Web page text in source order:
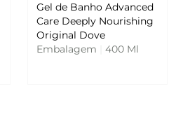
Gel de Banho Advanced
Care Deeply Nourishing
Original Dove
Embalagem
400 Ml